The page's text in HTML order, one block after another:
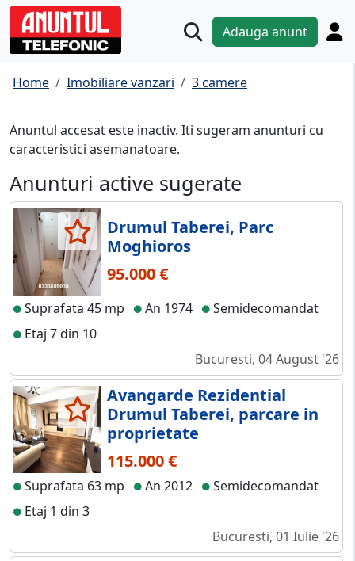
Adauga anunt
Home Imobiliare vanzari 3 camere
Anuntul accesat este inactiv. Iti sugeram anunturi cu
caracteristici asemanatoare.
Anunturi active sugerate
Drumul Taberei, Parc
Moghioros
95.000 €
Suprafata 45 mp An 1974
Semidecomandat
Etaj 7 din 10
Bucuresti, 04 August '26
Avangarde Rezidential
Drumul Taberei, parcare in
proprietate
115.000 €
Suprafata 63 mp An 2012
Semidecomandat
Etaj 1 din 3
Bucuresti, 01 Iulie '26